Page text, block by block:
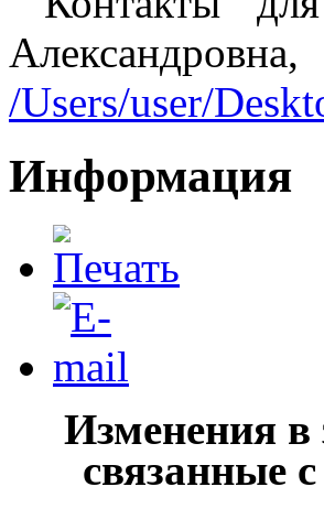
/Users/user/
Информация
Изменения в
связанные